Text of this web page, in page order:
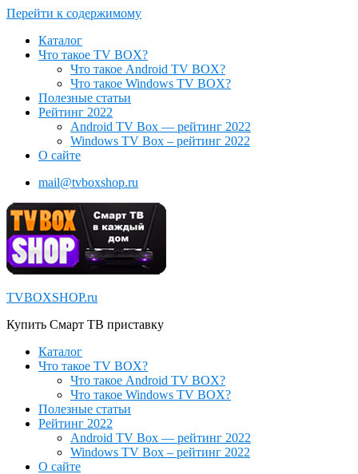
Перейти к содержимому
Каталог
Что такое TV BOX?
Что такое Android TV BOX?
Что такое Windows TV BOX?
Полезные статьи
Рейтинг 2022
Android TV Box — рейтинг 2022
Windows TV Box – рейтинг 2022
О сайте
mail@tvboxshop.ru
TVBOXSHOP.ru
Купить Смарт ТВ приставку
Каталог
Что такое TV BOX?
Что такое Android TV BOX?
Что такое Windows TV BOX?
Полезные статьи
Рейтинг 2022
Android TV Box — рейтинг 2022
Windows TV Box – рейтинг 2022
О сайте